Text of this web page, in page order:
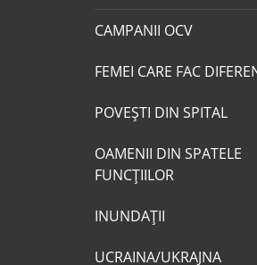
CAMPANII OCV
FEMEI CARE FAC
POVEŞTI DIN SPITAL
OAMENII DIN SPATELE
FUNCŢIILOR
INUNDAŢII
UCRAINA/UKRAJNA